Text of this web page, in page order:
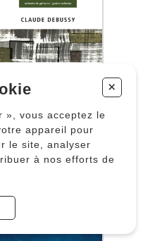
of the
$
368
+
», vous acceptez le
appareil pour
le site, analyser
à nos efforts de